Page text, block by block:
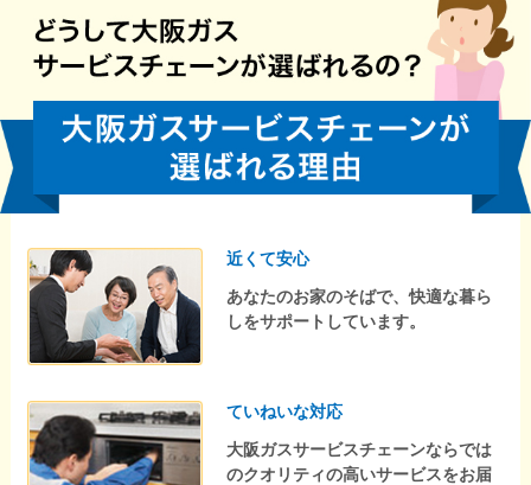
近くて安心
あなたのお家のそばで、快適な暮ら
しをサポートしています。
ていねいな対応
大阪ガスサービスチェーンならでは
のクオリティの高いサービスをお届